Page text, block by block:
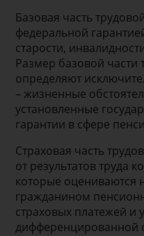
Базовая часть
федеральной
старости,
Размер базовой части
определяют
– жизненные
установленные
гарантии в сфере
Страховая часть
от результатов труда
которые оцениваются
гражданином
страховых платежей и
дифференцированной